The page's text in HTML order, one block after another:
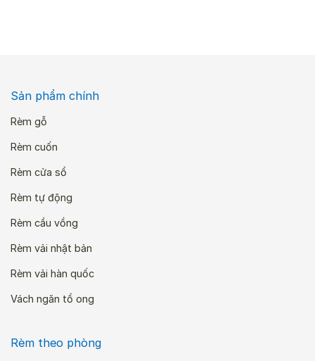
Sản phẩm chính
Rèm gỗ
Rèm cuốn
Rèm cửa sổ
Rèm tự động
Rèm cầu vồng
Rèm vải nhật bản
Rèm vải hàn quốc
Vách ngăn tổ ong
Rèm theo phòng